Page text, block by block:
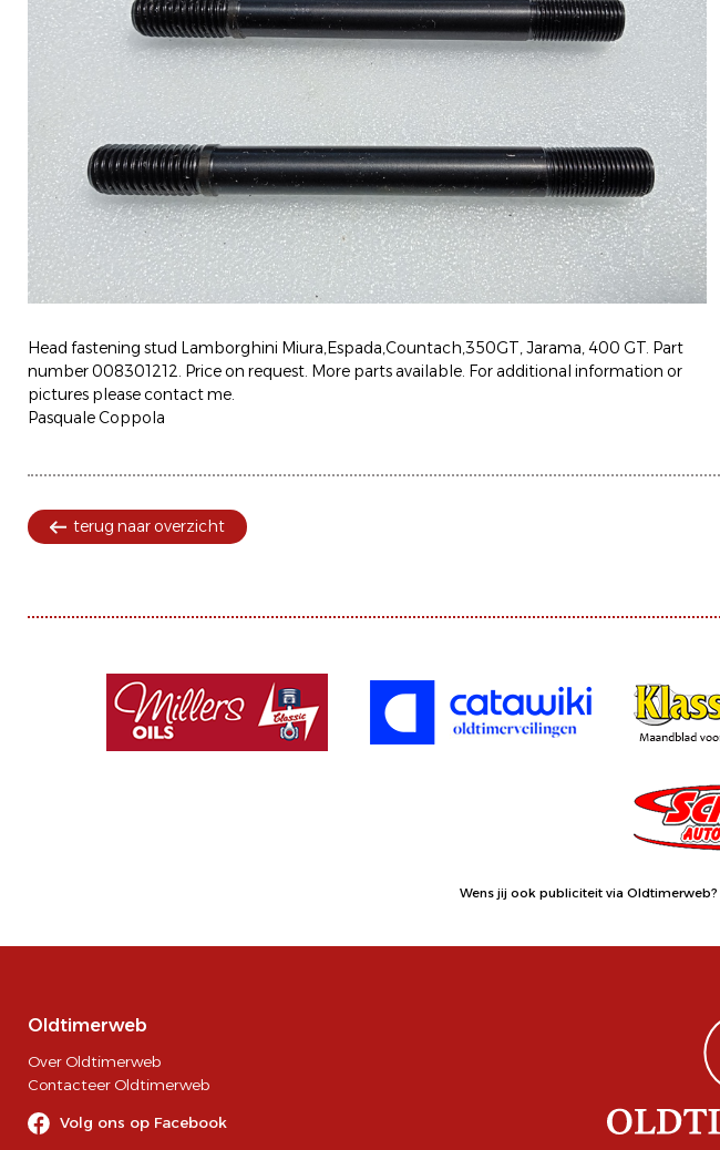
Head fastening stud Lamborghini Miura,Espada,Countach,350GT, Jarama, 400 GT. Part
number 008301212. Price on request. More parts available. For additional information or
pictures please contact me.
Pasquale Coppola
terug naar overzicht
Wens jij ook publiciteit via Oldtimerweb?
Oldtimerweb
Over Oldtimerweb
Contacteer Oldtimerweb
Volg ons op Facebook